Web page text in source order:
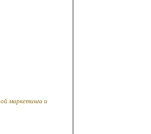
маркетинга и